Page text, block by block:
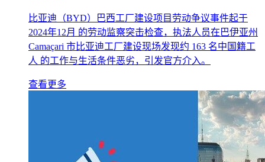
比亚迪（BYD）巴西工厂建设项目劳动争议事件起于
2024年12月 的劳动监察突击检查，执法人员在巴伊亚州
Camaçari 市比亚迪工厂建设现场发现约 163 名中国籍工
人 的工作与生活条件恶劣，引发官方介入。
查看更多